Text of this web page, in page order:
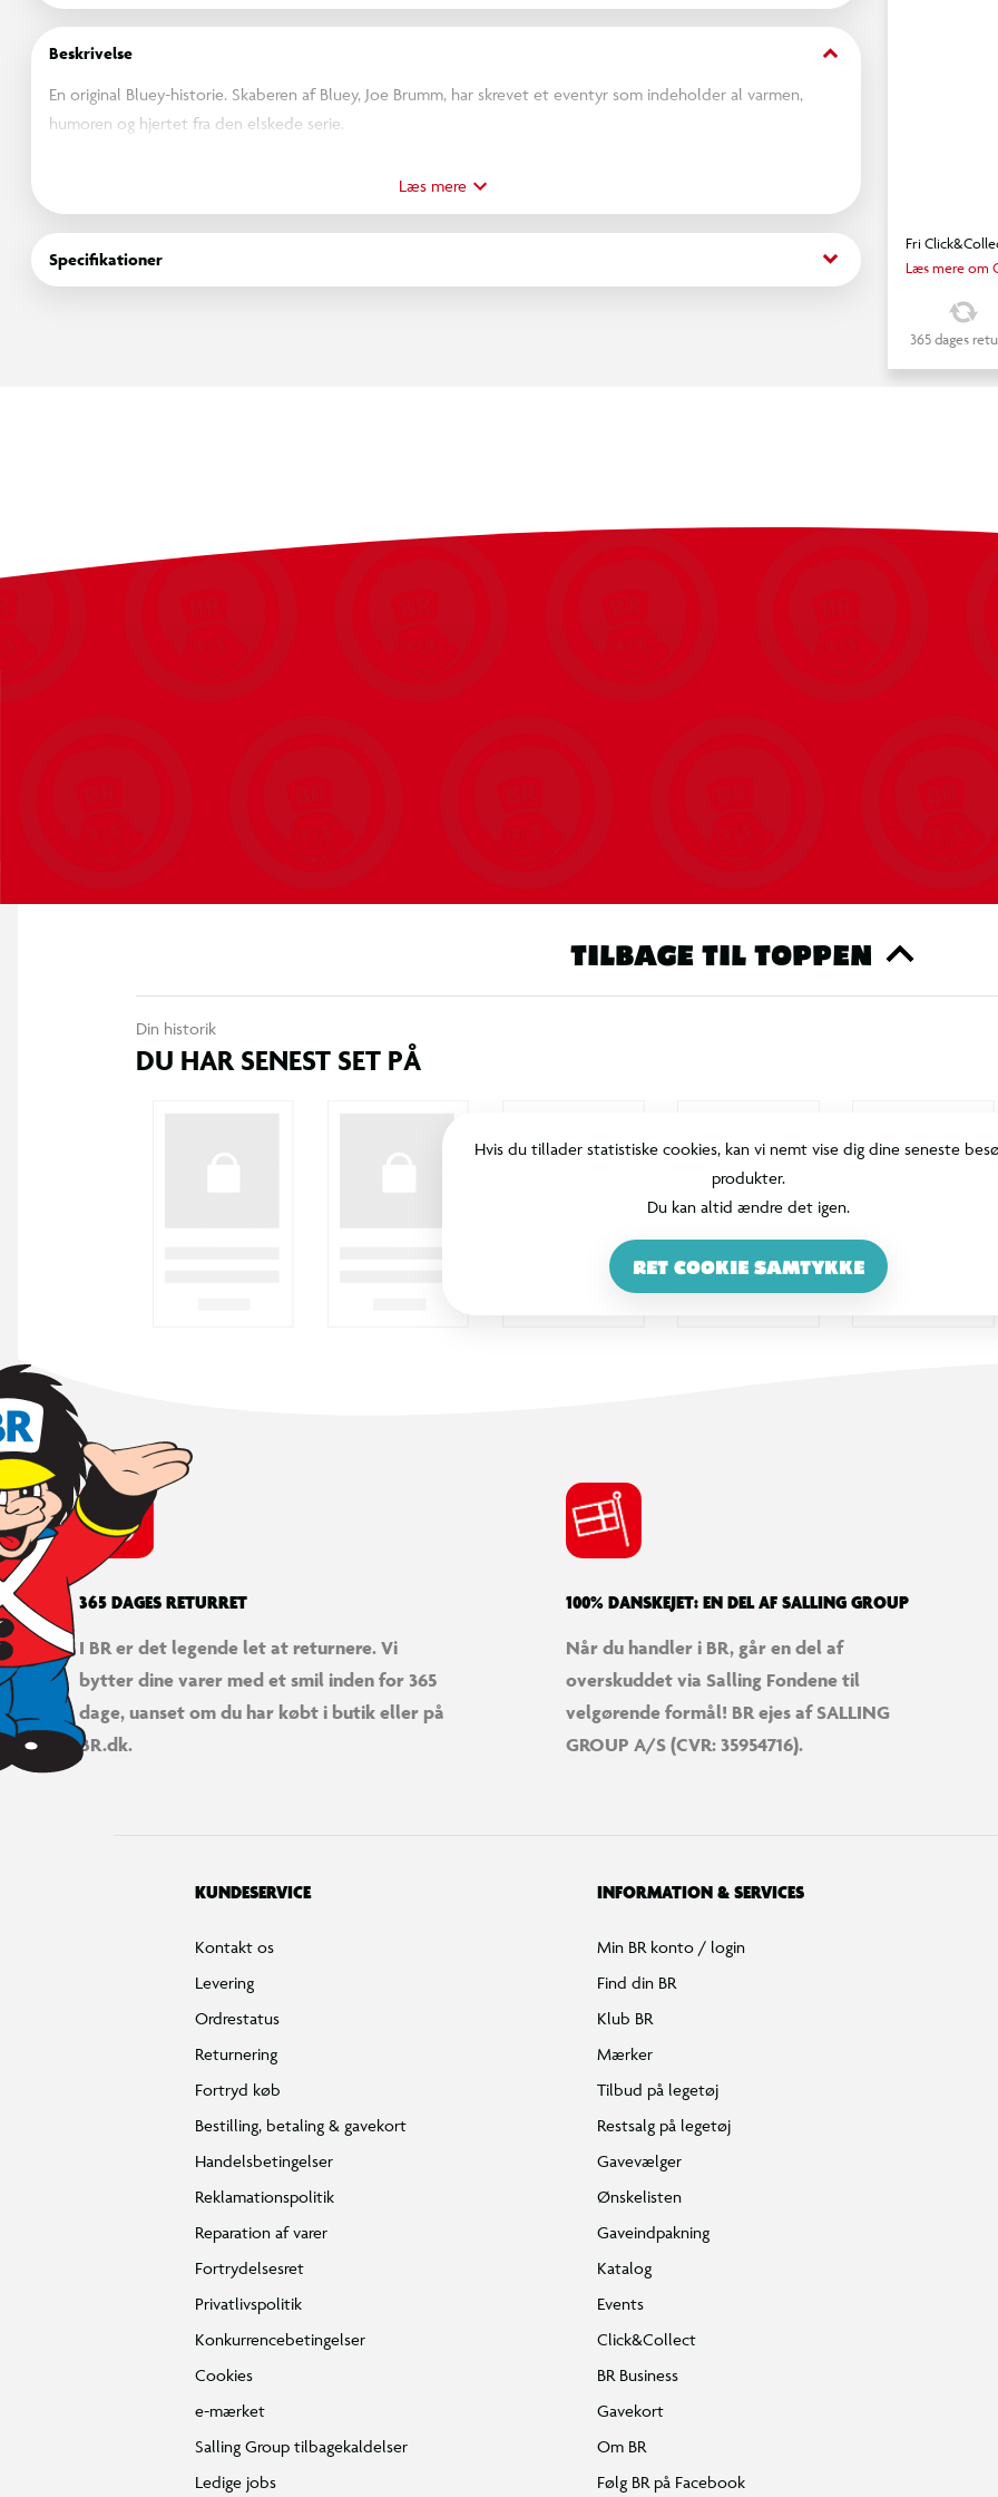
Beskrivelse keyboard_arrow_down
En original Bluey-historie. Skaberen af Bluey, Joe Brumm, har skrevet et eventyr som indeholder al varmen,
humoren og hjertet fra den elskede serie.
Udforsk ni farverige håndtegnede verdener – fra gyldne sandstrande og sneklædte bjerge, til Australiens
ikoniske outbacklandskaber og mere til.
En fornøjelse for hele familien. Enkle kontroller gør dette til et sjovt eventyr at se med på, deles om og skiftes
Læs mere
Specifikationer keyboard_arrow_down
Fri
Læs mere om
365 dages
TILBAGE TIL TOPPEN
Din historik
DU HAR SENEST SET PÅ
Hvis du tillader statistiske cookies, kan vi nemt vise dig dine seneste
produkter.
Du kan altid ændre det igen.
RET COOKIE SAMTYKKE
365 DAGES RETURRET
I BR er det legende let at returnere. Vi
bytter dine varer med et smil inden for 365
dage, uanset om du har købt i butik eller på
BR.dk.
100% DANSKEJET: EN DEL AF SALLING GROUP
Når du handler i BR, går en del af
overskuddet via Salling Fondene til
velgørende formål! BR ejes af SALLING
GROUP A/S (CVR: 35954716).
KUNDESERVICE
Kontakt os
Levering
Ordrestatus
Returnering
Fortryd køb
Bestilling, betaling & gavekort
Handelsbetingelser
Reklamationspolitik
Reparation af varer
Fortrydelsesret
Privatlivspolitik
Konkurrencebetingelser
Cookies
e-mærket
Salling Group tilbagekaldelser
Ledige jobs
INFORMATION & SERVICES
Min BR konto / login
Find din BR
Klub BR
Mærker
Tilbud på legetøj
Restsalg på legetøj
Gavevælger
Ønskelisten
Gaveindpakning
Katalog
Events
Click&Collect
BR Business
Gavekort
Om BR
Følg BR på Facebook